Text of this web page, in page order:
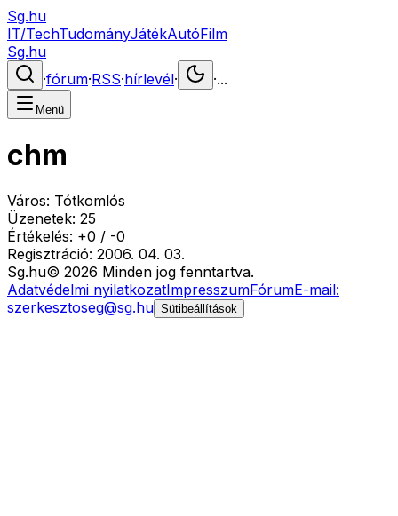
Sg.hu
IT/TechTudományJátékAutóFilm
Sg.hu
·fórum·RSS·hírlevél· ·...
Menü
chm
Város: Tótkomlós
Üzenetek: 25
Értékelés: +0 / -0
Regisztráció: 2006. 04. 03.
Sg.hu© 2026 Minden jog fenntartva.
Adatvédelmi nyilatkozatImpresszumFórumE-mail:
szerkesztoseg@sg.hu Sütibeállítások